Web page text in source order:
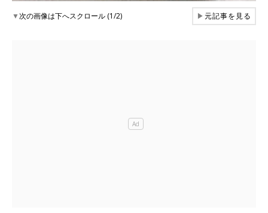
▼次の画像は下へスクロール (1/2) ▶元記事を見る